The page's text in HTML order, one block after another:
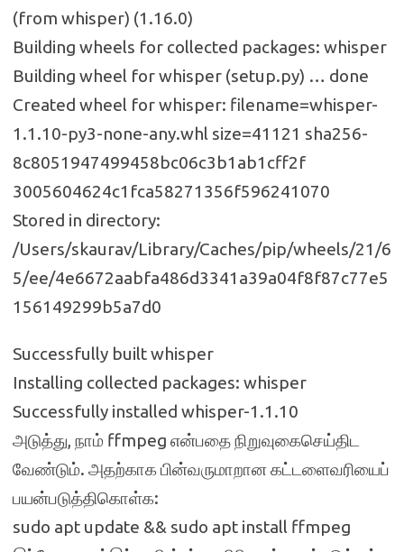
(from whisper) (1.16.0)
Building wheels for collected packages: whisper
Building wheel for whisper (setup.py) … done
Created wheel for whisper: filename=whisper-
1.1.10-py3-none-any.whl size=41121 sha256-
8c8051947499458bc06c3b1ab1cff2f
3005604624c1fca58271356f596241070
Stored in directory:
/Users/skaurav/Library/Caches/pip/wheels/21/6
5/ee/4e6672aabfa486d3341a39a04f8f87c77e5
156149299b5a7d0
Successfully built whisper
Installing collected packages: whisper
Successfully installed whisper-1.1.10
அடுத்து, நாம் ffmpeg என்பதை நிறுவுகைசெய்திட
வேண்டும். அதற்காக பின்வருமாறான கட்டளைவரியைப்
பயன்படுத்திகொள்க:
sudo apt update && sudo apt install ffmpeg